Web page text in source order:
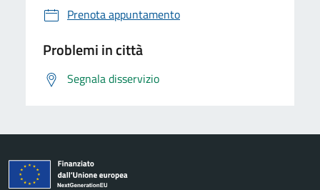
Prenota appuntamento
Problemi in città
Segnala disservizio